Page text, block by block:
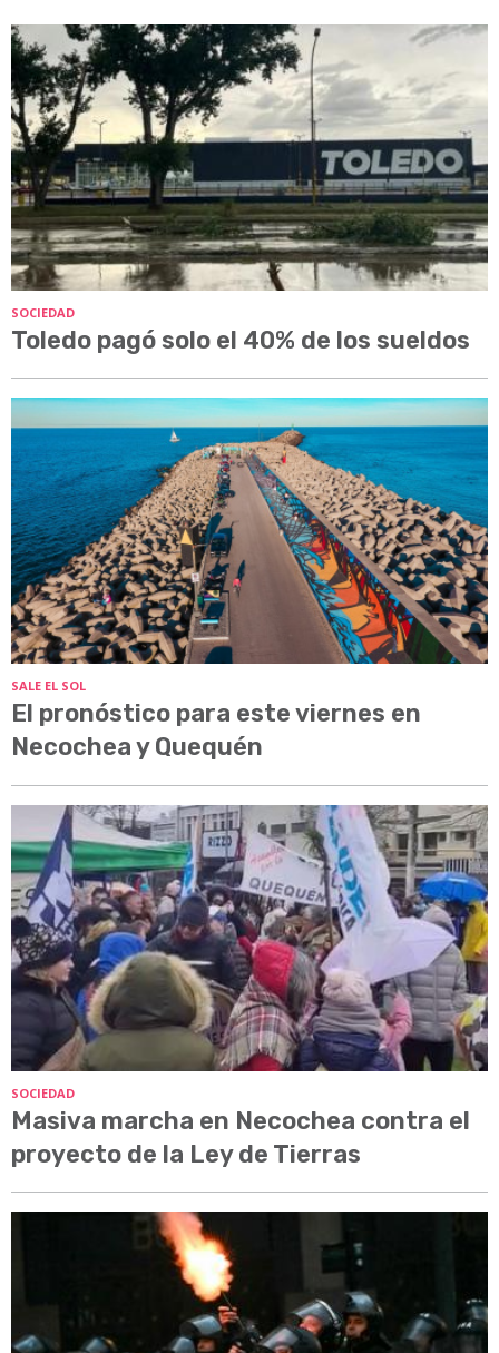
SOCIEDAD
Toledo pagó solo el 40% de los sueldos
SALE EL SOL
El pronóstico para este viernes en
Necochea y Quequén
SOCIEDAD
Masiva marcha en Necochea contra el
proyecto de la Ley de Tierras